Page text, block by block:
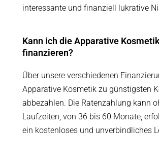
interessante und finanziell lukrative
Kann ich die Apparative
finanzieren?
Über unsere verschiedenen
Apparative Kosmetik zu günstigsten
abbezahlen. Die Ratenzahlung kann
Laufzeiten, von 36 bis 60 Monate,
ein kostenloses und unverbindliches